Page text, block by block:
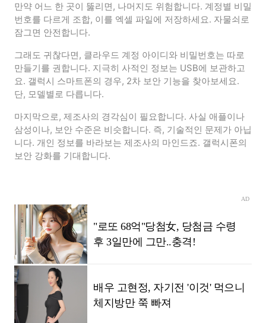
만약 어느 한 곳이 뚫리면, 나머지도 위험합니다. 계정별 비밀
번호를 다르게 조합, 이를 엑셀 파일에 저장하세요. 자물쇠로
잠그면 안전합니다.
그래도 귀찮다면, 클라우드 계정 아이디와 비밀번호는 따로
만들기를 권합니다. 지극히 사적인 정보는 USB에 보관하고
요. 갤럭시 스마트폰의 경우, 2차 보안 기능을 찾아보세요.
단, 모델별로 다릅니다.
마지막으로, 제조사의 경각심이 필요합니다. 사실 애플이나
삼성이나, 보안 수준은 비슷합니다. 즉, 기술적인 문제가 아닙
니다. 개인 정보를 바라보는 제조사의 마인드죠. 갤럭시폰의
보안 강화를 기대합니다.